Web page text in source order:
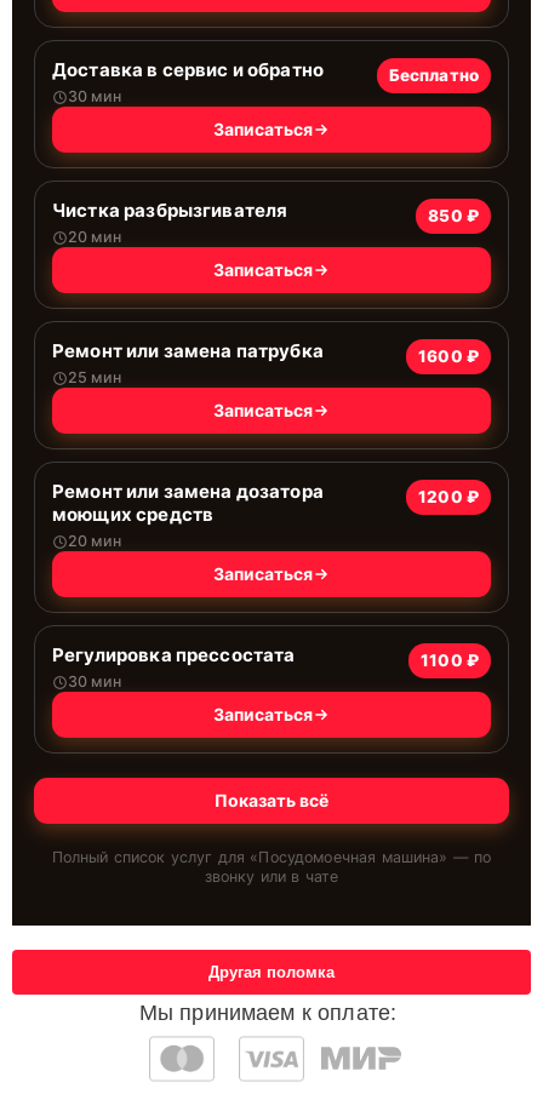
Доставка в сервис и обратно
30 мин
Бесплатно
Записаться
Чистка разбрызгивателя
20 мин
850 ₽
Записаться
Ремонт или замена патрубка
25 мин
1600 ₽
Записаться
Ремонт или замена дозатора
моющих средств
20 мин
1200 ₽
Записаться
Регулировка прессостата
30 мин
1100 ₽
Записаться
Показать всё
Полный список услуг для «Посудомоечная машина» — по
звонку или в чате
Мы принимаем к оплате:
Другая поломка